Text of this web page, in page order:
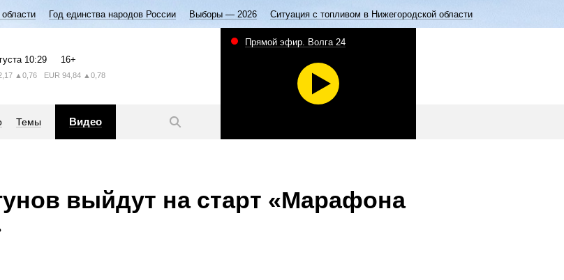
Год единства народов России Выборы — 2026 Ситуация с топливом в Нижегородской области
10:29 16+
▲0,76 EUR 94,84 ▲0,78
Темы Видео
Прямой эфир. Волга 24
выйдут на старт «Марафона